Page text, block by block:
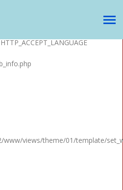
views/theme/01/template/